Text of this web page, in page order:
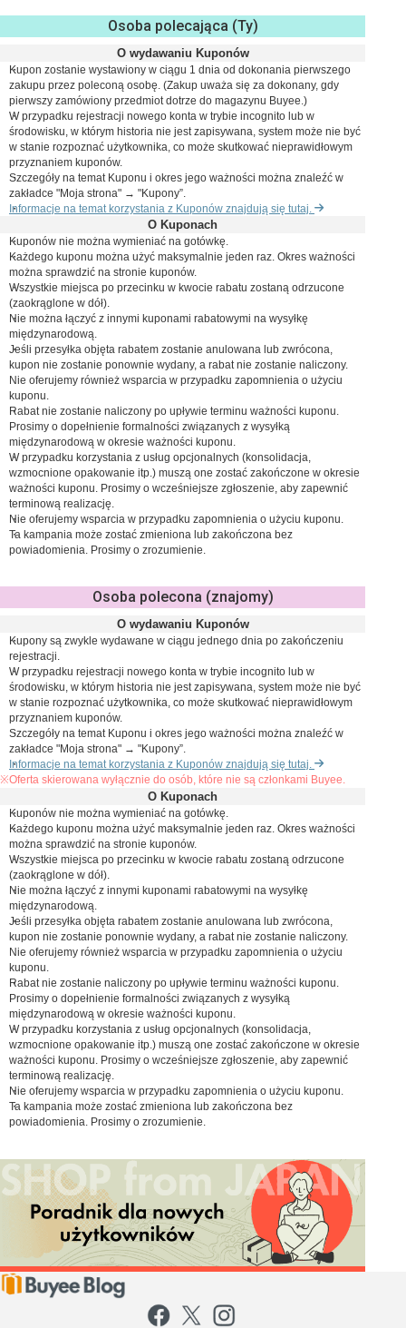
Osoba polecająca (Ty)
O wydawaniu Kuponów
Kupon zostanie wystawiony w ciągu 1 dnia od dokonania pierwszego
zakupu przez poleconą osobę. (Zakup uważa się za dokonany, gdy
pierwszy zamówiony przedmiot dotrze do magazynu Buyee.)
W przypadku rejestracji nowego konta w trybie incognito lub w
środowisku, w którym historia nie jest zapisywana, system może nie być
w stanie rozpoznać użytkownika, co może skutkować nieprawidłowym
przyznaniem kuponów.
Szczegóły na temat Kuponu i okres jego ważności można znaleźć w
zakładce "Moja strona" → "Kupony”.
Informacje na temat korzystania z Kuponów znajdują się tutaj.
O Kuponach
Kuponów nie można wymieniać na gotówkę.
Każdego kuponu można użyć maksymalnie jeden raz. Okres ważności
można sprawdzić na stronie kuponów.
Wszystkie miejsca po przecinku w kwocie rabatu zostaną odrzucone
(zaokrąglone w dół).
Nie można łączyć z innymi kuponami rabatowymi na wysyłkę
międzynarodową.
Jeśli przesyłka objęta rabatem zostanie anulowana lub zwrócona,
kupon nie zostanie ponownie wydany, a rabat nie zostanie naliczony.
Nie oferujemy również wsparcia w przypadku zapomnienia o użyciu
kuponu.
Rabat nie zostanie naliczony po upływie terminu ważności kuponu.
Prosimy o dopełnienie formalności związanych z wysyłką
międzynarodową w okresie ważności kuponu.
W przypadku korzystania z usług opcjonalnych (konsolidacja,
wzmocnione opakowanie itp.) muszą one zostać zakończone w okresie
ważności kuponu. Prosimy o wcześniejsze zgłoszenie, aby zapewnić
terminową realizację.
Nie oferujemy wsparcia w przypadku zapomnienia o użyciu kuponu.
Ta kampania może zostać zmieniona lub zakończona bez
powiadomienia. Prosimy o zrozumienie.
Osoba polecona (znajomy)
O wydawaniu Kuponów
Kupony są zwykle wydawane w ciągu jednego dnia po zakończeniu
rejestracji.
W przypadku rejestracji nowego konta w trybie incognito lub w
środowisku, w którym historia nie jest zapisywana, system może nie być
w stanie rozpoznać użytkownika, co może skutkować nieprawidłowym
przyznaniem kuponów.
Szczegóły na temat Kuponu i okres jego ważności można znaleźć w
zakładce "Moja strona" → "Kupony”.
Informacje na temat korzystania z Kuponów znajdują się tutaj.
※Oferta skierowana wyłącznie do osób, które nie są członkami Buyee.
O Kuponach
Kuponów nie można wymieniać na gotówkę.
Każdego kuponu można użyć maksymalnie jeden raz. Okres ważności
można sprawdzić na stronie kuponów.
Wszystkie miejsca po przecinku w kwocie rabatu zostaną odrzucone
(zaokrąglone w dół).
Nie można łączyć z innymi kuponami rabatowymi na wysyłkę
międzynarodową.
Jeśli przesyłka objęta rabatem zostanie anulowana lub zwrócona,
kupon nie zostanie ponownie wydany, a rabat nie zostanie naliczony.
Nie oferujemy również wsparcia w przypadku zapomnienia o użyciu
kuponu.
Rabat nie zostanie naliczony po upływie terminu ważności kuponu.
Prosimy o dopełnienie formalności związanych z wysyłką
międzynarodową w okresie ważności kuponu.
W przypadku korzystania z usług opcjonalnych (konsolidacja,
wzmocnione opakowanie itp.) muszą one zostać zakończone w okresie
ważności kuponu. Prosimy o wcześniejsze zgłoszenie, aby zapewnić
terminową realizację.
Nie oferujemy wsparcia w przypadku zapomnienia o użyciu kuponu.
Ta kampania może zostać zmieniona lub zakończona bez
powiadomienia. Prosimy o zrozumienie.